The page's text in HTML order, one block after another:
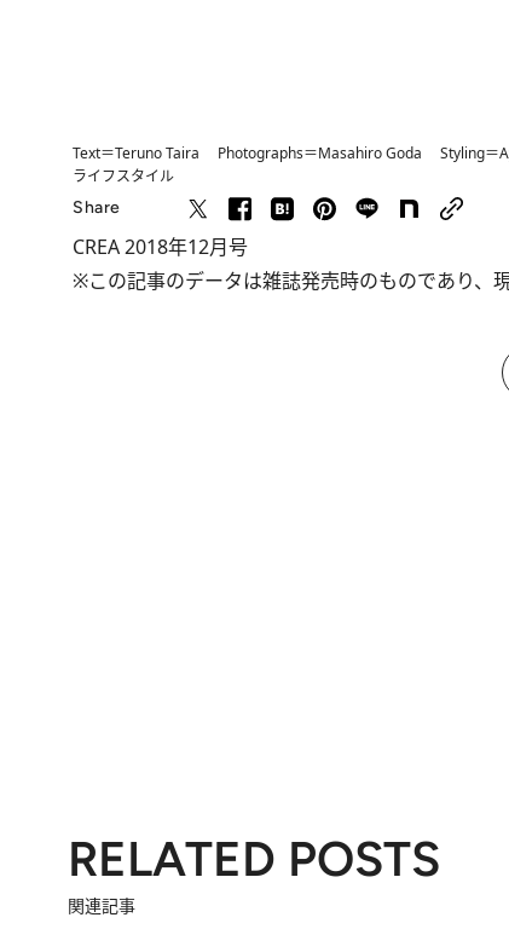
Text＝Teruno Taira Photographs＝Masahiro Goda Styling＝
ライフスタイル
Share
CREA 2018年12月号
※この記事のデータは雑誌発売時のものであり、
RELATED POSTS
関連記事